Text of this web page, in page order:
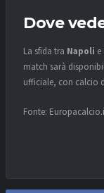
Dove
La sfida tra Napoli e
match sarà
ufficiale, con calcio
Fonte: